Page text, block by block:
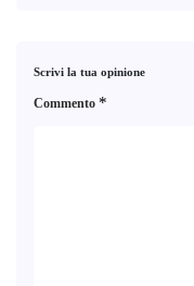
Scrivi la tua opinione
Commento *